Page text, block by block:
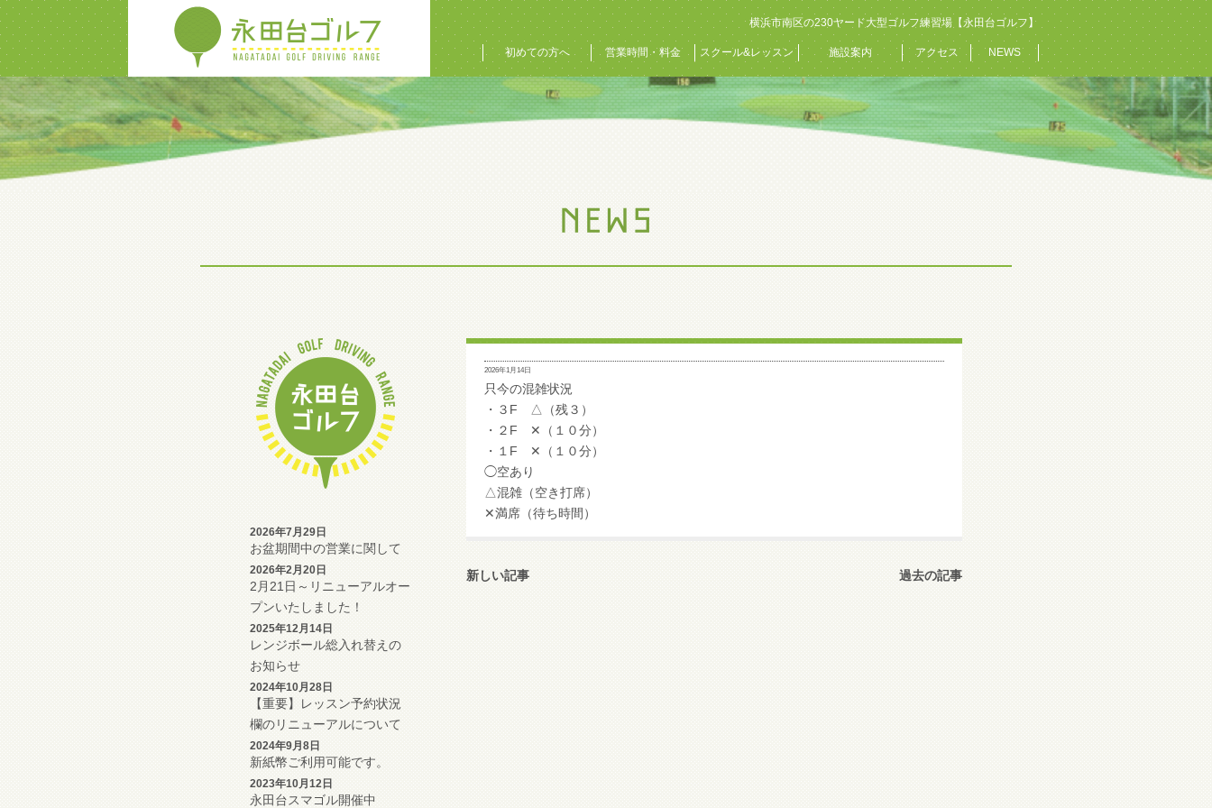
横浜市南区の230ヤード大型ゴルフ練習場【永田台ゴルフ】
初めての方へ 営業時間・料金 スクール&レッスン 施設案内 アクセス NEWS
2026年7月29日
お盆期間中の営業に関して
2026年2月20日
2月21日～リニューアルオー
プンいたしました！
2025年12月14日
レンジボール総入れ替えの
お知らせ
2024年10月28日
【重要】レッスン予約状況
欄のリニューアルについて
2024年9月8日
新紙幣ご利用可能です。
2023年10月12日
永田台スマゴル開催中
2026年1月14日
只今の混雑状況
・３F △（残３）
・２F ✕（１０分）
・１F ✕（１０分）
◯空あり
△混雑（空き打席）
✕満席（待ち時間）
新しい記事 過去の記事